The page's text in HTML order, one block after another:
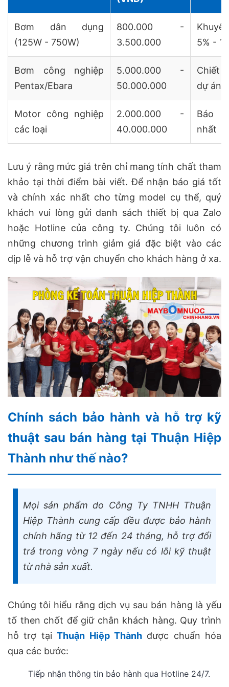
Bơm dân dụng
(125W - 750W)
800.000 -
3.500.000
5% -
Bơm công nghiệp
Pentax/Ebara
5.000.000 -
50.000.000
Chiết
dự án
Motor công nghiệp
các loại
2.000.000 -
40.000.000
Báo
nhất
Lưu ý rằng mức giá trên chỉ mang tính chất tham
khảo tại thời điểm bài viết. Để nhận báo giá tốt
và chính xác nhất cho từng model cụ thể, quý
khách vui lòng gửi danh sách thiết bị qua Zalo
hoặc Hotline của công ty. Chúng tôi luôn có
những chương trình giảm giá đặc biệt vào các
dịp lễ và hỗ trợ vận chuyển cho khách hàng ở xa.
Chính sách bảo hành và hỗ trợ kỹ
thuật sau bán hàng tại Thuận Hiệp
Thành như thế nào?
Mọi sản phẩm do Công Ty TNHH Thuận
Hiệp Thành cung cấp đều được bảo hành
chính hãng từ 12 đến 24 tháng, hỗ trợ đổi
trả trong vòng 7 ngày nếu có lỗi kỹ thuật
từ nhà sản xuất.
Chúng tôi hiểu rằng dịch vụ sau bán hàng là yếu
tố then chốt để giữ chân khách hàng. Quy trình
hỗ trợ tạiThuận Hiệp Thànhđược chuẩn hóa
qua các bước:
Tiếp nhận thông tin bảo hành qua Hotline 24/7.